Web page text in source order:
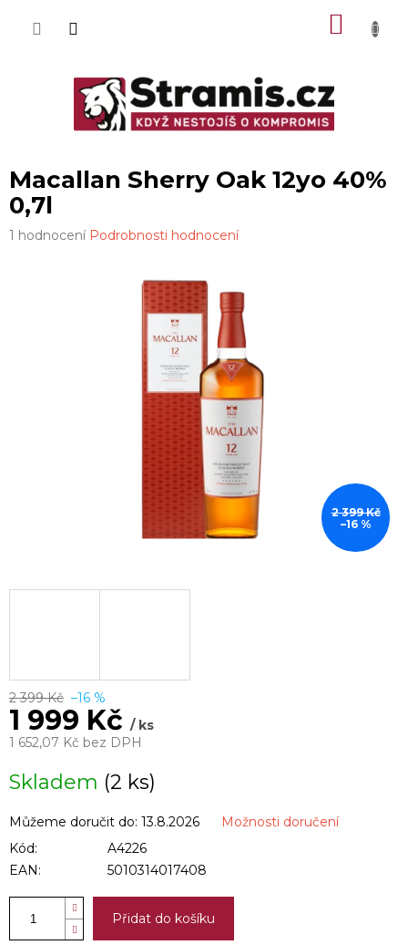
Macallan Sherry Oak 12yo 40%
0,7l
Průměrné
1 hodnocení Podrobnosti hodnocení
2 399 Kč
–16 %
2 399 Kč –16 %
1 999 Kč/ ks
1 652,07 Kč bez DPH
cena:
Skladem (2 ks)
Můžeme doručit do: 13.8.2026
Možnosti doručení
Kód:
A4226
EAN:
5010314017408
Přidat do košíku